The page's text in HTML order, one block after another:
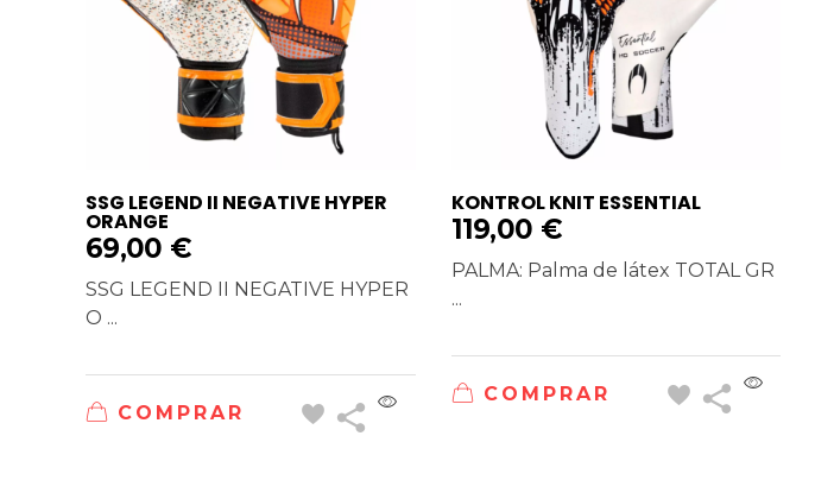
SSG LEGEND II NEGATIVE HYPER
ORANGE
69,00 €
SSG LEGEND II NEGATIVE HYPER
O ...
COMPRAR
KONTROL KNIT ESSENTIAL
119,00 €
PALMA: Palma de látex TOTAL GR
...
COMPRAR